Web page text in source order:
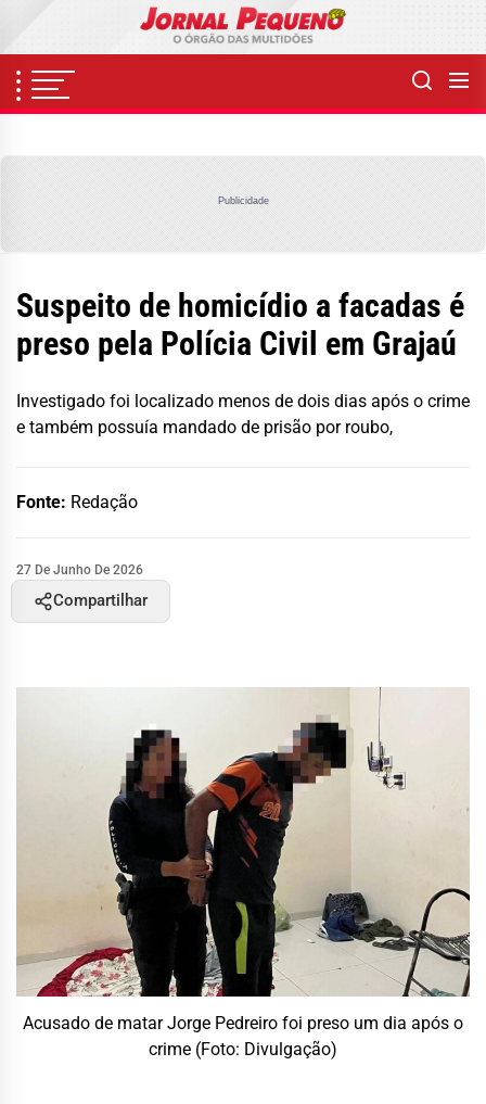
content
Publicidade
Suspeito de homicídio a facadas é
preso pela Polícia Civil em Grajaú
Investigado foi localizado menos de dois dias após o crime
e também possuía mandado de prisão por roubo,
Fonte: Redação
27 De Junho De 2026
Compartilhar
Acusado de matar Jorge Pedreiro foi preso um dia após o
crime (Foto: Divulgação)